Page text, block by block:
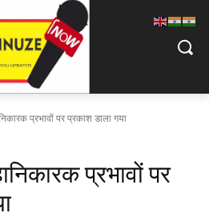
प्रभावों पर प्रकाश डाला गया
प्रभावों पर